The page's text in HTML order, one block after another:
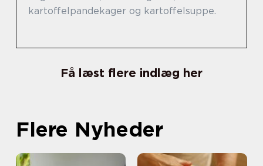
kartoffelpandekager og kartoffelsuppe.
Få læst flere indlæg her
Flere Nyheder